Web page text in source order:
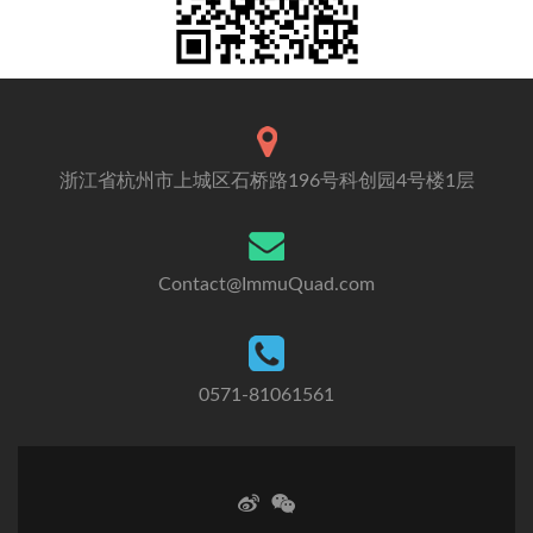
浙江省杭州市上城区石桥路196号科创园4号楼1层
Contact@ImmuQuad.com
0571-81061561